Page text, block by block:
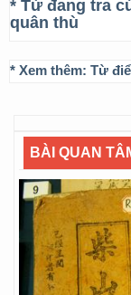
* Từ đang tra
quân thù
* Xem thêm: Từ
BÀI QUAN